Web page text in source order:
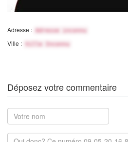
Adresse : Adresse inconnu
Ville : Ville Inconnu
Déposez votre commentaire